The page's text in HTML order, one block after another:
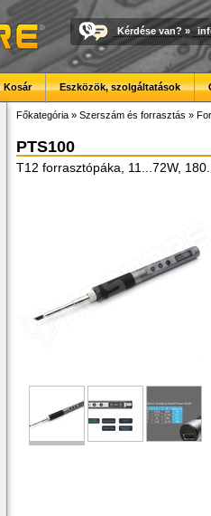
Kérdése van? »
Kosár Eszközök, szolgáltatások
Főkategória » Szerszám és forrasztás »
PTS100
T12 forrasztópáka, 11...72W,